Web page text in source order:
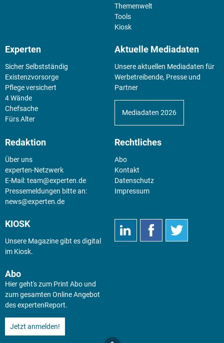
Themenwelt
Tools
Kiosk
Experten
Sicher Selbstständig
Existenz­vorsorge
Pflege versichert
4 Wände
Chefsache
Fürs Alter
Aktuelle Mediadaten
Unsere aktuellen Mediadaten für
Werbetreibende, Presse und
Partner
Mediadaten 2026
Redaktion
Über uns
experten-Netzwerk
E-Mail:team@experten.de
Pressemeldungen bitte an:
news@experten.de
Rechtliches
Abo
Kontakt
Datenschutz
Impressum
KIOSK
Unsere Magazine gibt es digital
im Kiosk.
Abo
Hier geht's zum Print Abo und
zum gesamten Online Angebot
des expertenReport.
Jetzt anmelden!